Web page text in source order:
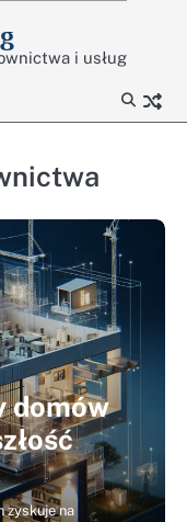
i usług
domów
zyskuje na